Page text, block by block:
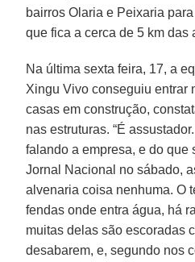
bairros Olaria e Peixaria
que fica a cerca de 5 km das
Na última sexta feira, 17, a
Xingu Vivo conseguiu entrar
casas em construção,
nas estruturas. “É
falando a empresa, e do que
Jornal Nacional no sábado,
alvenaria coisa nenhuma. O
fendas onde entra água, há
muitas delas são escoradas
desabarem, e, segundo nos